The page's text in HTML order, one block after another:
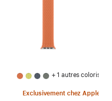
+ 1 autres coloris
Exclusivement chez Apple